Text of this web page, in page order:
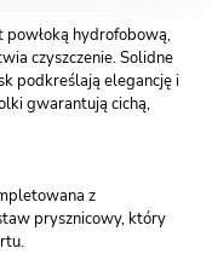
powłoką hydrofobową,
czyszczenie. Solidne
podkreślają elegancję i
gwarantują cichą,
z
prysznicowy, który